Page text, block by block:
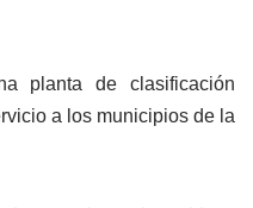
planta de clasificación
a los municipios de la